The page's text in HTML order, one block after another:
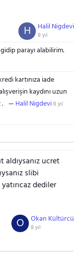
Halil Nigdevi
8 yıl
H
parayı alabilirim.
kartınıza iade
kaydını uzun
Halil Nigdevi8 yıl
aldıysanız ucret
slibi
dediler
Okan Kültürcü
8 yıl
O